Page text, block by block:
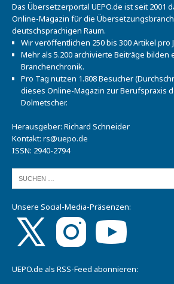
Das Übersetzerportal UEPO.de ist seit 2001
Online-Magazin für die
deutschsprachigen Raum.
Wir veröffentlichen 250 bis 300 Artikel pro
Mehr als 5.200 archivierte Beiträge bilden
Branchenchronik.
Pro Tag nutzen 1.808 Besucher
dieses Online-Magazin zur Berufspraxis
Dolmetscher.
Herausgeber: Richard Schneider
Kontakt: rs@uepo.de
ISSN: 2940-2794
Unsere Social-Media-Präsenzen:
UEPO.de als RSS-Feed abonnieren: